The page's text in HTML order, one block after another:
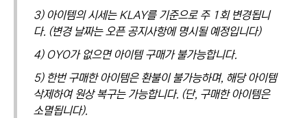
3) 아이템의 시세는 KLAY를 기준으로 주 1회 변경됩니
다. (변경 날짜는 오픈 공지사항에 명시될 예정입니다)
4) OYO가 없으면 아이템 구매가 불가능합니다.
5) 한번 구매한 아이템은 환불이 불가능하며, 해당 아이템
삭제하여 원상 복구는 가능합니다. (단, 구매한 아이템은
소멸됩니다).